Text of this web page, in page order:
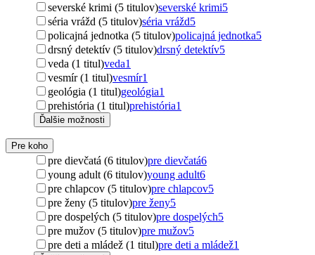
severské krimi (5 titulov)severské krimi5
séria vrážd (5 titulov)séria vrážd5
policajná jednotka (5 titulov)policajná jednotka5
drsný detektív (5 titulov)drsný detektív5
veda (1 titul)veda1
vesmír (1 titul)vesmír1
geológia (1 titul)geológia1
prehistória (1 titul)prehistória1
Ďalšie možnosti
Pre koho
pre dievčatá (6 titulov)pre dievčatá6
young adult (6 titulov)young adult6
pre chlapcov (5 titulov)pre chlapcov5
pre ženy (5 titulov)pre ženy5
pre dospelých (5 titulov)pre dospelých5
pre mužov (5 titulov)pre mužov5
pre deti a mládež (1 titul)pre deti a mládež1